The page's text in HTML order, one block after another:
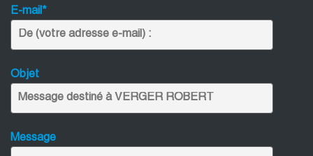
E-mail*
Objet
Message